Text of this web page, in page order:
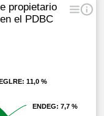
propietario
el PDBC
: 11,0 %
: 11,0 %
ENDEG: 7,7 %
ENDEG: 7,7 %